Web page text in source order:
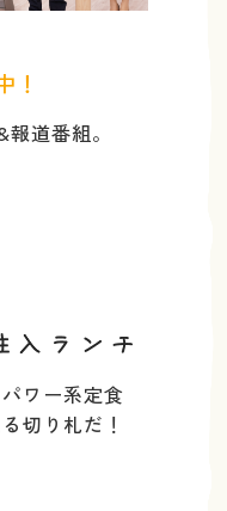
！
道番組。
ワー系定食
切り札だ！